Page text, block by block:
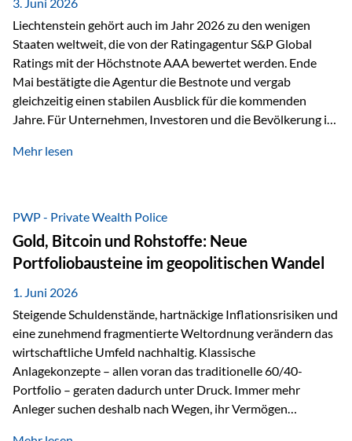
Liechtenstein gehört auch im Jahr 2026 zu den wenigen
Staaten weltweit, die von der Ratingagentur S&P Global
Ratings mit der Höchstnote AAA bewertet werden. Ende
Mai bestätigte die Agentur die Bestnote und vergab
gleichzeitig einen stabilen Ausblick für die kommenden
Jahre. Für Unternehmen, Investoren und die Bevölkerung ist
finanzielle Stabilität des Landes sowie das Vertrauen
trotz Herausforderungen Die weltwirtschaftlichen
Rahmenbedingungen bleiben anspruchsvoll. Geopolitische
Unsicherheiten, eine verhaltene Investitionstätigkeit und
eine schwächere Nachfrage in wichtigen Exportmärkten
beeinflussen auch die liechtensteinische Wirtschaft.
Dennoch sieht…
Mehr lesen
PWP - Private Wealth Police
Gold, Bitcoin und Rohstoffe: Neue
Portfoliobausteine im geopolitischen Wandel
1. Juni 2026
Steigende Schuldenstände, hartnäckige Inflationsrisiken und
eine zunehmend fragmentierte Weltordnung verändern das
wirtschaftliche Umfeld nachhaltig. Klassische
Anlagekonzepte – allen voran das traditionelle 60/40-
Portfolio – geraten dadurch unter Druck. Immer mehr
Anleger suchen deshalb nach Wegen, ihr Vermögen